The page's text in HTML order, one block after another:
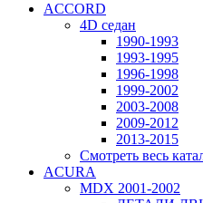
ACCORD
4D седан
1990-1993
1993-1995
1996-1998
1999-2002
2003-2008
2009-2012
2013-2015
Смотреть весь
ACURA
MDX 2001-2002